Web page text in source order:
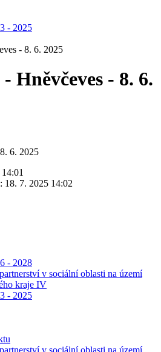
- 2025
- 8. 6. 2025
Hněvčeves - 8. 6.
6. 2025
18. 7. 2025 14:02
- 2028
v sociální oblasti na území
kraje IV
- 2025